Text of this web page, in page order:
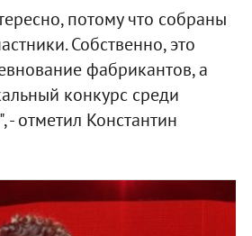
потому что собраны
Собственно, это
фабрикантов, а
конкурс среди
- отметил Константин